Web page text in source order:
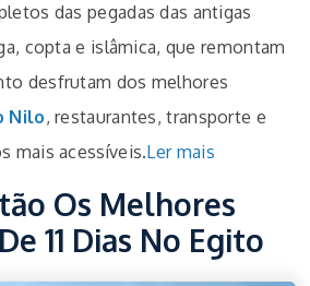
das pegadas das antigas
copta e islâmica, que remontam
desfrutam dos melhores
Nilo, restaurantes, transporte e
mais acessíveis.Ler mais
Os Melhores
11 Dias No Egito